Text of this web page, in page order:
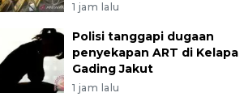
1 jam lalu
Polisi tanggapi dugaan
penyekapan ART di Kelapa
Gading Jakut
1 jam lalu